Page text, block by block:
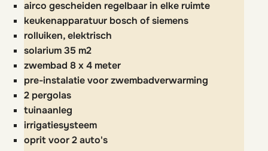
airco gescheiden regelbaar in elke ruimte
keukenapparatuur bosch of siemens
rolluiken, elektrisch
solarium 35 m2
zwembad 8 x 4 meter
pre-instalatie voor zwembadverwarming
2 pergolas
tuinaanleg
irrigatiesysteem
oprit voor 2 auto's